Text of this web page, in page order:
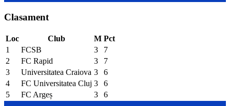
Clasament
Loc Club M Pct
1
FCSB 3
7
2
FC Rapid 3
7
3
Universitatea Craiova 3
6
4
FC Universitatea Cluj 3
6
5
FC Argeș 3 6